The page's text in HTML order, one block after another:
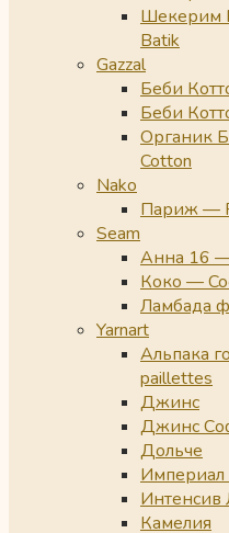
Шекерим
Batik
Gazzal
Беби
Беби
Органик
Cotton
Nako
Париж —
Seam
Анна 16
Коко —
Ламбада
Yarnart
Альпака
paillettes
Джинс
Джинс
Дольче
Интенсив
Камелия